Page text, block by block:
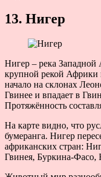
13. Нигер
Нигер – река Западной
крупной рекой Африки
начало на склонах
Гвинее и впадает в
Протяжённость
На карте видно, что
бумеранга. Нигер
африканских стран:
Гвинея, Буркина-Фасо,